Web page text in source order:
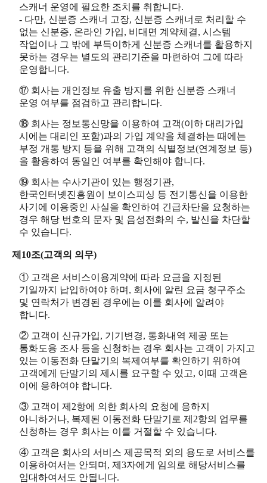
스캐너 운영에 필요한 조치를 취합니다.
- 다만, 신분증 스캐너 고장, 신분증 스캐너로 처리할 수
없는 신분증, 온라인 가입, 비대면 계약체결, 시스템
작업이나 그 밖에 부득이하게 신분증 스캐너를 활용하지
못하는 경우는 별도의 관리기준을 마련하여 그에 따라
운영합니다.
⑰ 회사는 개인정보 유출 방지를 위한 신분증 스캐너
운영 여부를 점검하고 관리합니다.
⑱ 회사는 정보통신망을 이용하여 고객(이하 대리가입
시에는 대리인 포함)과의 가입 계약을 체결하는 때에는
부정 개통 방지 등을 위해 고객의 식별정보(연계정보 등)
을 활용하여 동일인 여부를 확인해야 합니다.
⑲ 회사는 수사기관이 있는 행정기관,
한국인터넷진흥원이 보이스피싱 등 전기통신을 이용한
사기에 이용중인 사실을 확인하여 긴급차단을 요청하는
경우 해당 번호의 문자 및 음성전화의 수, 발신을 차단할
수 있습니다.
제10조(고객의 의무)
① 고객은 서비스이용계약에 따라 요금을 지정된
기일까지 납입하여야 하며, 회사에 알린 요금 청구주소
및 연락처가 변경된 경우에는 이를 회사에 알려야
합니다.
② 고객이 신규가입, 기기변경, 통화내역 제공 또는
통화도용 조사 등을 신청하는 경우 회사는 고객이 가지고
있는 이동전화 단말기의 복제여부를 확인하기 위하여
고객에게 단말기의 제시를 요구할 수 있고, 이때 고객은
이에 응하여야 합니다.
③ 고객이 제2항에 의한 회사의 요청에 응하지
아니하거나, 복제된 이동전화 단말기로 제2항의 업무를
신청하는 경우 회사는 이를 거절할 수 있습니다.
④ 고객은 회사의 서비스 제공목적 외의 용도로 서비스를
이용하여서는 안되며, 제3자에게 임의로 해당서비스를
임대하여서도 안됩니다.